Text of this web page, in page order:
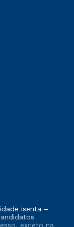
isenta –
exceto na